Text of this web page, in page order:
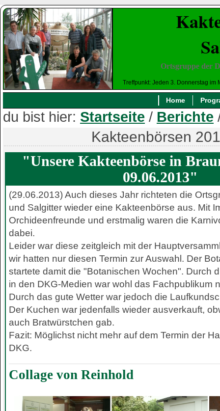
Ortsgruppe der
Treffpunkt: Jeden 3. Donnerstag im
Home
du bist hier: Startseite / Berichte
Kakteenbörsen
"Unsere Kakteenbörse in
09.06.2013"
(29.06.2013) Auch dieses Jahr richteten die
und Salgitter wieder eine Kakteenbörse aus. Mit
Orchideenfreunde und erstmalig waren die
dabei.
Leider war diese zeitgleich mit der
wir hatten nur diesen Termin zur Auswahl. Der
startete damit die "Botanischen Wochen". Durch
in den DKG-Medien war wohl das Fachpublikum
Durch das gute Wetter war jedoch die
Der Kuchen war jedenfalls wieder ausverkauft,
auch Bratwürstchen gab.
Fazit: Möglichst nicht mehr auf dem Termin der
DKG.
Collage von Reinhold